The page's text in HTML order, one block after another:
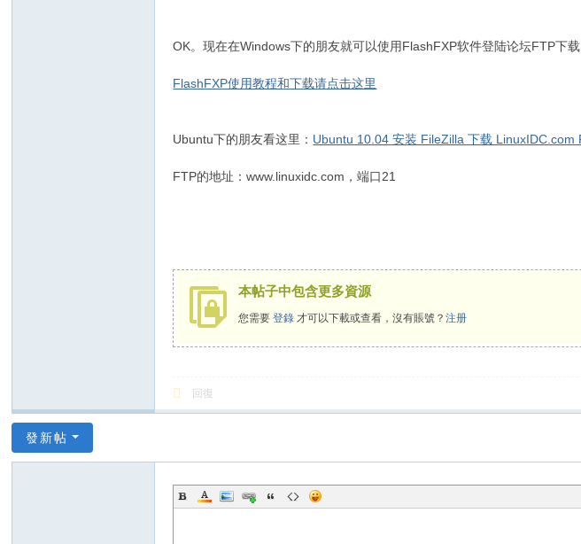
OK。现在在Windows下的朋友就可以使用FlashFXP软件登陆论坛FTP下载
FlashFXP使用教程和下载请点击这里
Ubuntu下的朋友看这里： Ubuntu 10.04 安装 FileZilla 下载 LinuxIDC.com
FTP的地址：www.linuxidc.com，端口21
本帖子中包含更多資源
您需要登錄 才可以下載或查看，沒有賬號？注册
回復
發新帖